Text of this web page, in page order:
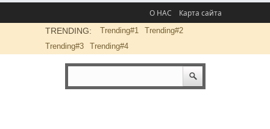
О НАС Карта сайта
TRENDING: Trending#1
Trending#2
Trending#3
Trending#4